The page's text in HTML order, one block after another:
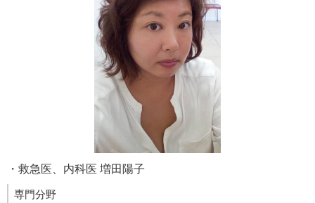
・救急医、内科医 増田陽子
専門分野